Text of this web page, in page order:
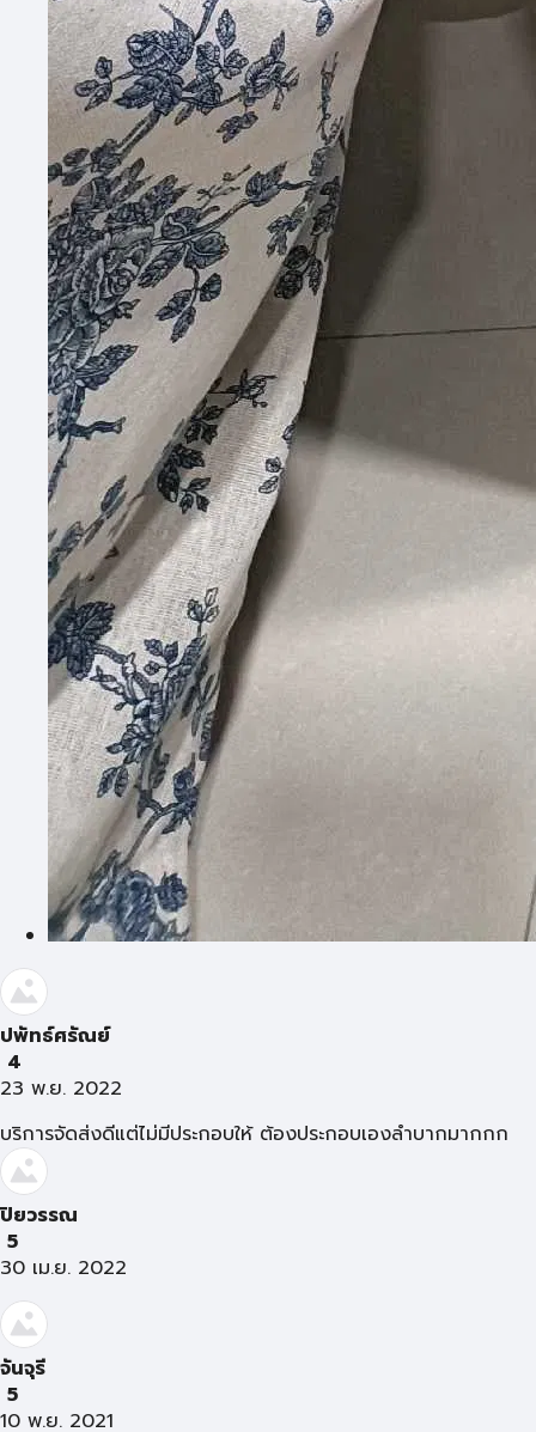
ปพัทธ์ศรัณย์
4
23 พ.ย. 2022
บริการจัดส่งดีแต่ไม่มีประกอบให้ ต้องประกอบเองลำบากมากกก
ปิยวรรณ
5
30 เม.ย. 2022
จันจุรี
5
10 พ.ย. 2021